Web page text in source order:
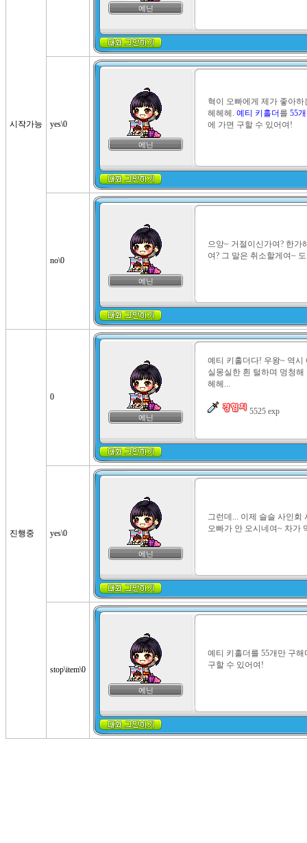
시작가능
에닌
yes\0
에닌
혁이 오빠에게 제가 좋아
헤헤헤. 예티 키홀더 를 55개
에 가면 구할 수 있어여!
no\0
에닌
으앙~ 거절이신가여? 한가
여? 그 말은 취소할게여~
진행중
0
에닌
예티 키홀더다! 우왕~ 역시
실몽실한 흰 털하며 멍청
헤헤...
5525 exp
yes\0
에닌
그런데... 이제 슬슬 사인회
오빠가 안 오시네여~ 차가
stop\item\0
에닌
예티 키홀더를 55개만 구
구할 수 있어여!